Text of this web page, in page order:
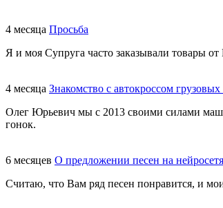
4 месяца Просьба
Я и моя Супруга часто заказывали товары
4 месяца Знакомство с автокроссом
Олег Юрьевич мы с 2013 своими силами
гонок.
6 месяцев О предложении песен на
Считаю, что Вам ряд песен понравится, и